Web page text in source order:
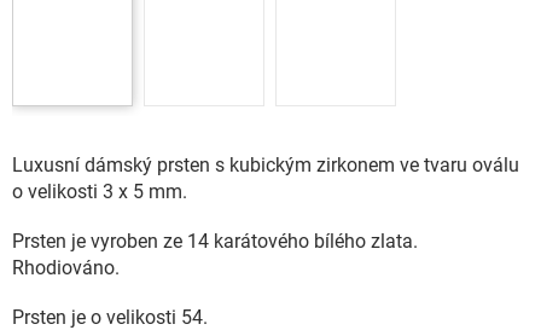
Luxusní dámský prsten s kubickým zirkonem ve tvaru oválu
o velikosti 3 x 5 mm.
Prsten je vyroben ze 14 karátového bílého zlata.
Rhodiováno.
Prsten je o velikosti 54.